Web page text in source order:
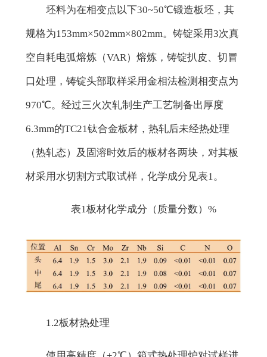
坯料为在相变点以下30~50℃锻造板坯，其
规格为153mm×502mm×802mm。铸锭采用3次真
空自耗电弧熔炼（VAR）熔炼，铸锭扒皮、切冒
口处理，铸锭头部取样采用金相法检测相变点为
970℃。经过三火次轧制生产工艺制备出厚度
6.3mm的TC21钛合金板材，热轧后未经热处理
（热轧态）及固溶时效后的板材各两块，对其板
材采用水切割方式取试样，化学成分见表1。
表1板材化学成分（质量分数）%
1.2板材热处理